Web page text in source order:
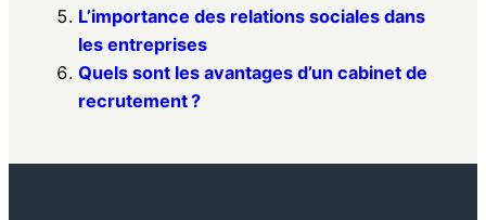
L’importance des relations sociales dans
les entreprises
Quels sont les avantages d’un cabinet de
recrutement ?